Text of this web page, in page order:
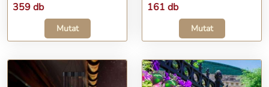
359 db
Mutat
161 db
Mutat